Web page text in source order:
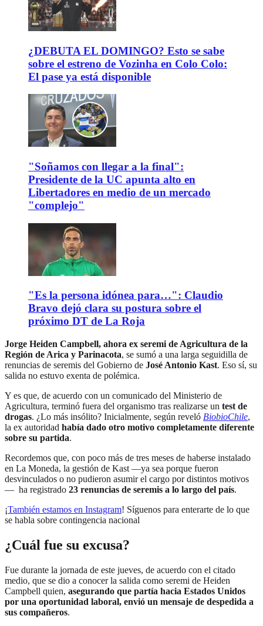
¿DEBUTA EL DOMINGO? Esto se sabe
sobre el estreno de Vozinha en Colo Colo:
El pase ya está disponible
"Soñamos con llegar a la final":
Presidente de la UC apunta alto en
Libertadores en medio de un mercado
"complejo"
"Es la persona idónea para…": Claudio
Bravo dejó clara su postura sobre el
próximo DT de La Roja
Jorge Heiden Campbell, ahora ex seremi de Agricultura de la
Región de Arica y Parinacota, se sumó a una larga seguidilla de
renuncias de seremis del Gobierno de José Antonio Kast. Eso sí, su
salida no estuvo exenta de polémica.
Y es que, de acuerdo con un comunicado del Ministerio de
Agricultura, terminó fuera del organismo tras realizarse un test de
drogas. ¿Lo más insólito? Inicialmente, según reveló BiobioChile,
la ex autoridad había dado otro motivo completamente diferente
sobre su partida.
Recordemos que, con poco más de tres meses de haberse instalado
en La Moneda, la gestión de Kast —ya sea porque fueron
desvinculados o no pudieron asumir el cargo por distintos motivos
— ha registrado 23 renuncias de seremis a lo largo del país.
¡También estamos en Instagram! Síguenos para enterarte de lo que
se habla sobre contingencia nacional
¿Cuál fue su excusa?
Fue durante la jornada de este jueves, de acuerdo con el citado
medio, que se dio a conocer la salida como seremi de Heiden
Campbell quien, asegurando que partía hacia Estados Unidos
por una oportunidad laboral, envió un mensaje de despedida a
sus compañeros.